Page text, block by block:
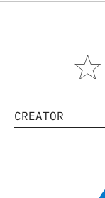
CREATOR